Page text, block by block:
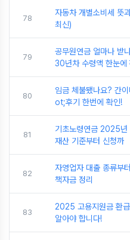
78
자동차 개별소비세 뜻
최신)
79
공무원연금 얼마나
30년차 수령액 한눈에
80
임금 체불됐나요? 간
ot;후기 한번에 확인!
81
기초노령연금 2025
재산 기준부터 신청까
82
자영업자 대출 종류부
책자금 정리
83
2025 고용지원금 환
알아야 합니다!